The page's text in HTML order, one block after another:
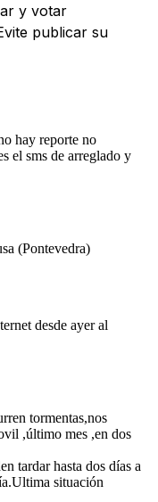
y votar
publicar su